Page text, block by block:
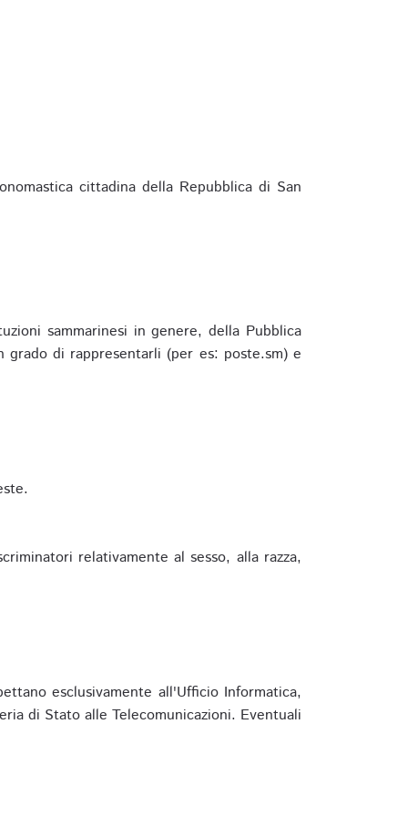
cittadina della Repubblica di San
sammarinesi in genere, della Pubblica
di rappresentarli (per es: poste.sm) e
relativamente al sesso, alla razza,
esclusivamente all'Ufficio Informatica,
di Stato alle Telecomunicazioni. Eventuali